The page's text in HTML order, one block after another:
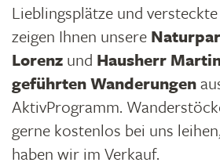
Lieblingsplätze und
zeigen Ihnen unsere
Lorenz und Hausherr
geführten Wanderungen
AktivProgramm.
gerne kostenlos bei uns
haben wir im Verkauf.